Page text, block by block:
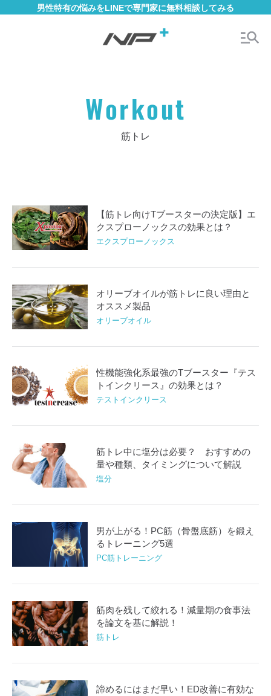
男性特有の悩みをLINEで専門家に無料相談してみる
Workout
筋トレ
【筋トレ向けTブースターの決定版】エ
クスプローノックスの効果とは？
エクスプローノックス
オリーブオイルが筋トレに良い理由と
オススメ製品
オリーブオイル
性機能強化系最強のTブースター『テス
トインクリース』の効果とは？
テストインクリース
筋トレ中に塩分は必要？ おすすめの
量や種類、タイミングについて解説
塩分
男が上がる！PC筋（骨盤底筋）を鍛え
るトレーニング5選
PC筋トレーニング
筋肉を残して絞れる！減量期の食事法
を論文を基に解説！
筋トレ
諦めるにはまだ早い！ED改善に有効な